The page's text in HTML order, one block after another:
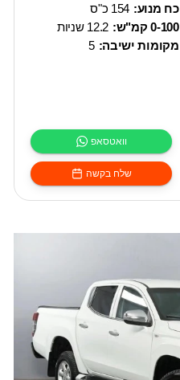
כח מנוע: 154 כ"ס
0-100 קמ"ש:
12.2 שניות
מקומות ישיבה: 5
וואטסאפ
שלח בקשה